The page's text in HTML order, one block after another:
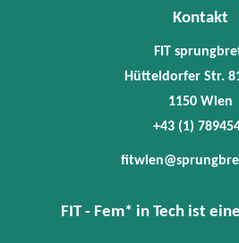
Kontakt
FIT
Hütteldorfer Str.
1150 Wien
+43 (1)
FIT - Fem* in Tech ist